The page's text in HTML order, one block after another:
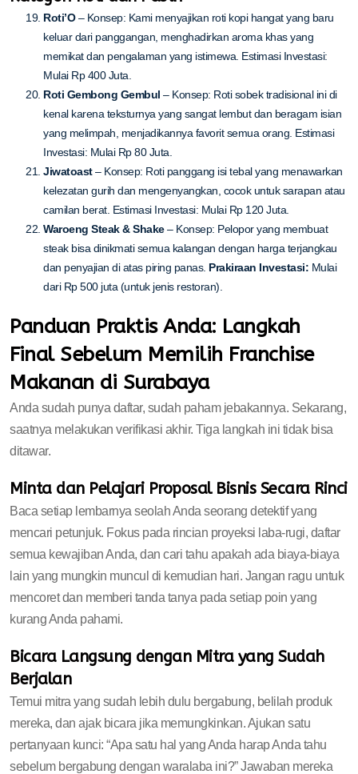
Roti’O– Konsep: Kami menyajikan roti kopi hangat yang baru
keluar dari panggangan, menghadirkan aroma khas yang
memikat dan pengalaman yang istimewa. Estimasi Investasi:
Mulai Rp 400 Juta.
Roti Gembong Gembul – Konsep: Roti sobek tradisional ini di
kenal karena teksturnya yang sangat lembut dan beragam isian
yang melimpah, menjadikannya favorit semua orang. Estimasi
Investasi: Mulai Rp 80 Juta.
Jiwatoast– Konsep: Roti panggang isi tebal yang menawarkan
kelezatan gurih dan mengenyangkan, cocok untuk sarapan atau
camilan berat. Estimasi Investasi: Mulai Rp 120 Juta.
Waroeng Steak & Shake– Konsep: Pelopor yang membuat
steak bisa dinikmati semua kalangan dengan harga terjangkau
dan penyajian di atas piring panas. Prakiraan Investasi: Mulai
dari Rp 500 juta (untuk jenis restoran).
Panduan Praktis Anda: Langkah
Final Sebelum Memilih Franchise
Makanan di Surabaya
Anda sudah punya daftar, sudah paham jebakannya. Sekarang,
saatnya melakukan verifikasi akhir. Tiga langkah ini tidak bisa
ditawar.
Minta dan Pelajari Proposal Bisnis Secara Rinci
Baca setiap lembarnya seolah Anda seorang detektif yang
mencari petunjuk. Fokus pada rincian proyeksi laba-rugi, daftar
semua kewajiban Anda, dan cari tahu apakah ada biaya-biaya
lain yang mungkin muncul di kemudian hari. Jangan ragu untuk
mencoret dan memberi tanda tanya pada setiap poin yang
kurang Anda pahami.
Bicara Langsung dengan Mitra yang Sudah
Berjalan
Temui mitra yang sudah lebih dulu bergabung, belilah produk
mereka, dan ajak bicara jika memungkinkan. Ajukan satu
pertanyaan kunci: “Apa satu hal yang Anda harap Anda tahu
sebelum bergabung dengan waralaba ini?” Jawaban mereka